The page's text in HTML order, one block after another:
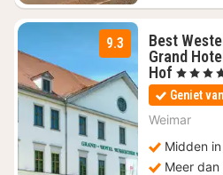
9.3
Best
Grand
Hof 3
vanaf
€
, 4
Geniet
Weimar
Midden
Meer